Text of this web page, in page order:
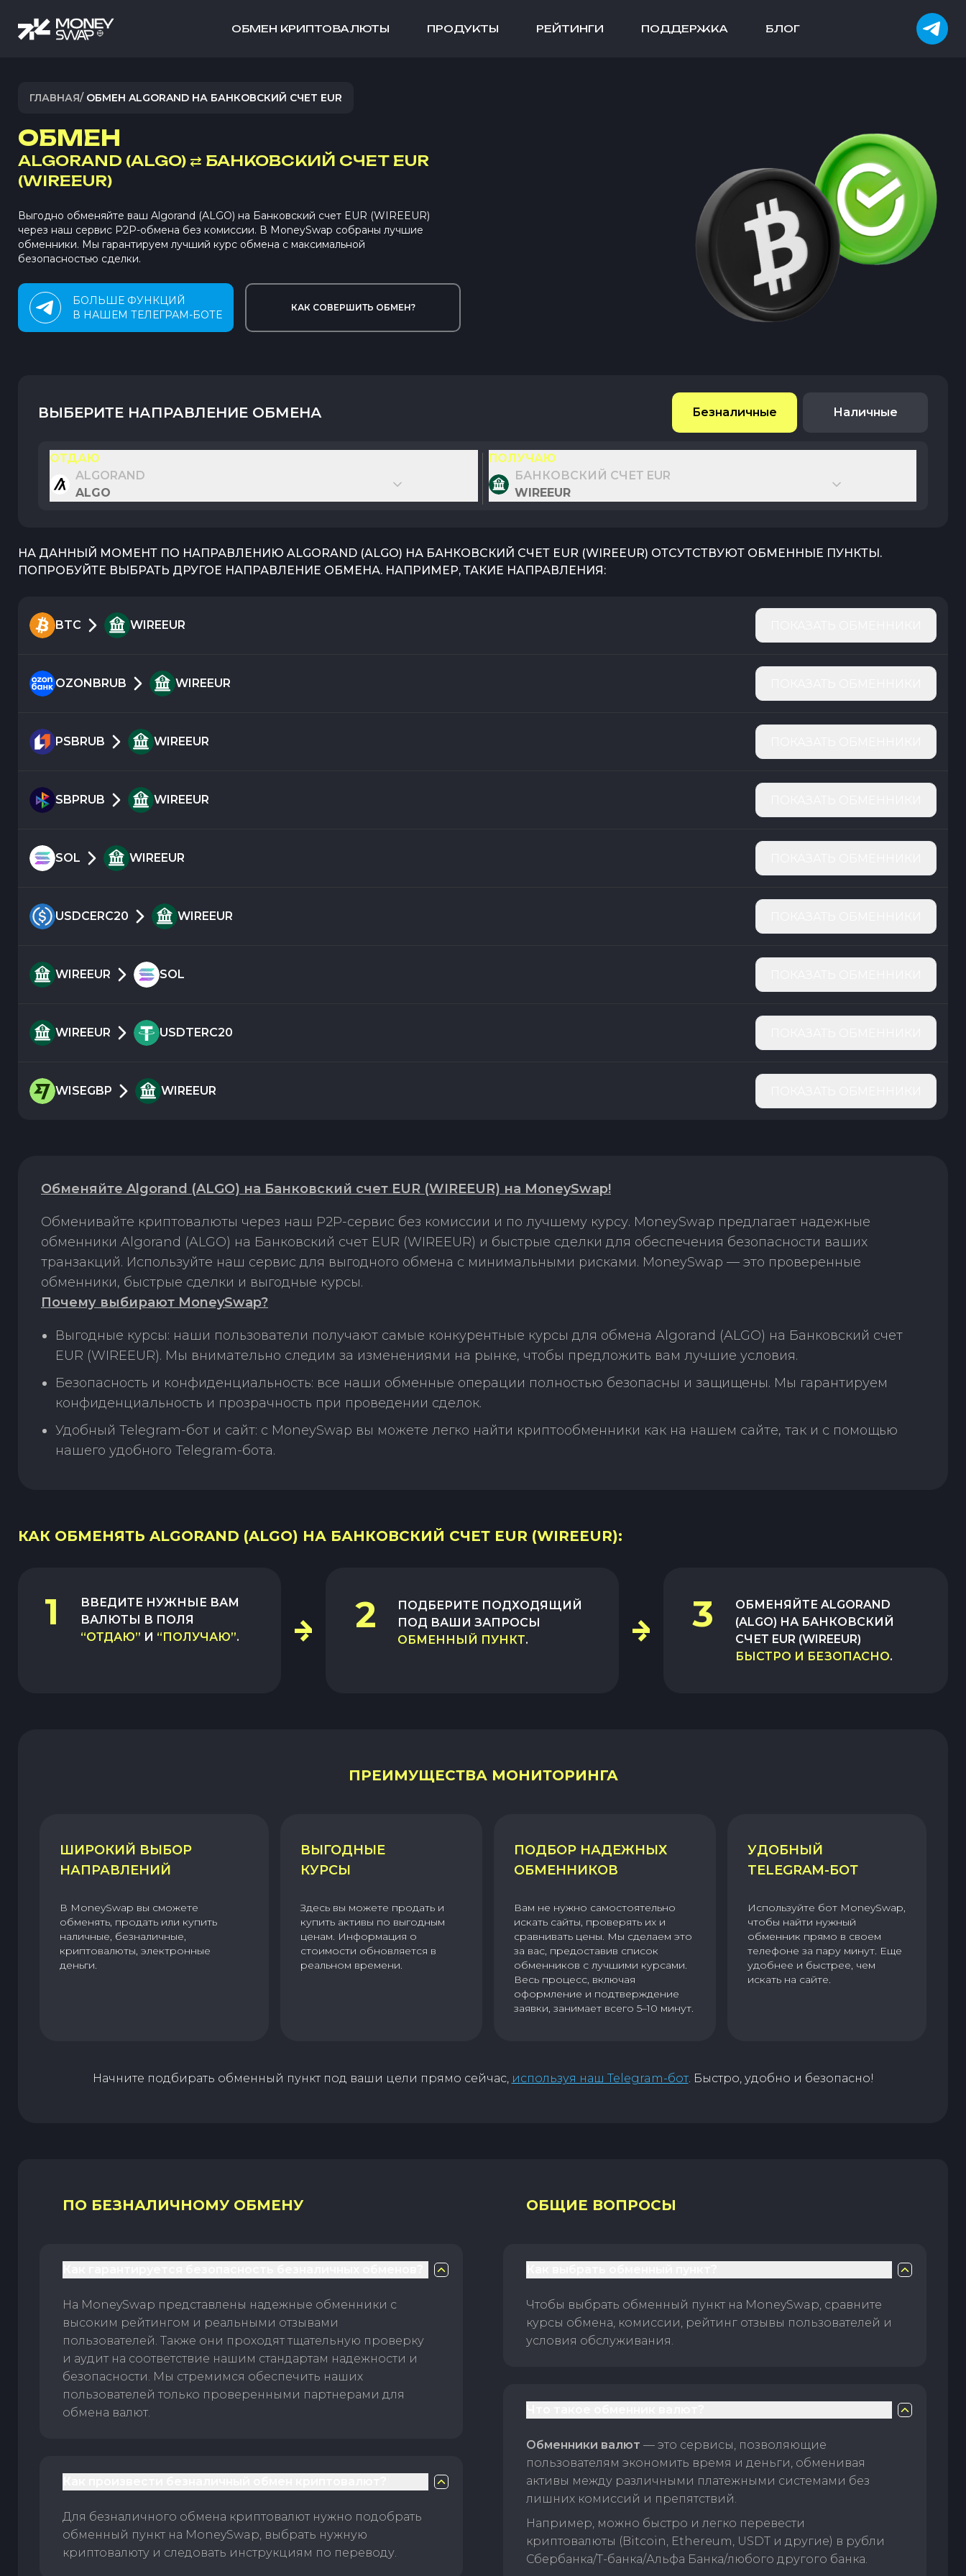
ОБМЕН КРИПТОВАЛЮТЫ ПРОДУКТЫ РЕЙТИНГИ ПОДДЕРЖКА БЛОГ
ГЛАВНАЯ/ ОБМЕН ALGORAND НА БАНКОВСКИЙ СЧЕТ EUR
ОБМЕН
ALGORAND (ALGO) ⇄ БАНКОВСКИЙ СЧЕТ EUR
(WIREEUR)
Выгодно обменяйте ваш Algorand (ALGO) на Банковский счет EUR (WIREEUR)
через наш сервис P2P-обмена без комиссии. В MoneySwap собраны лучшие
обменники. Мы гарантируем лучший курс обмена с максимальной
безопасностью сделки.
БОЛЬШЕ ФУНКЦИЙ
В НАШЕМ ТЕЛЕГРАМ-БОТЕ
КАК СОВЕРШИТЬ ОБМЕН?
ВЫБЕРИТЕ НАПРАВЛЕНИЕ ОБМЕНА Безналичные Наличные
ОТДАЮ
ALGORAND
ALGO
ПОЛУЧАЮ
БАНКОВСКИЙ СЧЕТ EUR
WIREEUR
НА ДАННЫЙ МОМЕНТ ПО НАПРАВЛЕНИЮ ALGORAND (ALGO) НА БАНКОВСКИЙ СЧЕТ EUR (WIREEUR) ОТСУТСТВУЮТ ОБМЕННЫЕ ПУНКТЫ.
ПОПРОБУЙТЕ ВЫБРАТЬ ДРУГОЕ НАПРАВЛЕНИЕ ОБМЕНА. НАПРИМЕР, ТАКИЕ НАПРАВЛЕНИЯ:
BTC WIREEUR
OZONBRUB WIREEUR
PSBRUB WIREEUR
SBPRUB WIREEUR
SOL WIREEUR
USDCERC20 WIREEUR
WIREEUR SOL
WIREEUR USDTERC20
WISEGBP WIREEUR
Обменяйте Algorand (ALGO) на Банковский счет EUR (WIREEUR) на MoneySwap!
Обменивайте криптовалюты через наш P2P-сервис без комиссии и по лучшему курсу. MoneySwap предлагает надежные
обменники Algorand (ALGO) на Банковский счет EUR (WIREEUR) и быстрые сделки для обеспечения безопасности ваших
транзакций. Используйте наш сервис для выгодного обмена с минимальными рисками. MoneySwap — это проверенные
обменники, быстрые сделки и выгодные курсы.
Почему выбирают MoneySwap?
Выгодные курсы: наши пользователи получают самые конкурентные курсы для обмена Algorand (ALGO) на Банковский счет
EUR (WIREEUR). Мы внимательно следим за изменениями на рынке, чтобы предложить вам лучшие условия.
Безопасность и конфиденциальность: все наши обменные операции полностью безопасны и защищены. Мы гарантируем
конфиденциальность и прозрачность при проведении сделок.
Удобный Telegram-бот и сайт: с MoneySwap вы можете легко найти криптообменники как на нашем сайте, так и с помощью
нашего удобного Telegram-бота.
КАК ОБМЕНЯТЬ ALGORAND (ALGO) НА БАНКОВСКИЙ СЧЕТ EUR (WIREEUR):
1
ВВЕДИТЕ НУЖНЫЕ ВАМ
ВАЛЮТЫ В ПОЛЯ
“ОТДАЮ” И “ПОЛУЧАЮ”.
2
ПОДБЕРИТЕ ПОДХОДЯЩИЙ
ПОД ВАШИ ЗАПРОСЫ
ОБМЕННЫЙ ПУНКТ.
3 ОБМЕНЯЙТЕ ALGORAND
(ALGO) НА БАНКОВСКИЙ
СЧЕТ EUR (WIREEUR)
БЫСТРО И БЕЗОПАСНО.
ПРЕИМУЩЕСТВА МОНИТОРИНГА
ШИРОКИЙ ВЫБОР
НАПРАВЛЕНИЙ
В MoneySwap вы сможете
обменять, продать или купить
наличные, безналичные,
криптовалюты, электронные
деньги.
ВЫГОДНЫЕ
КУРСЫ
Здесь вы можете продать и
купить активы по выгодным
ценам. Информация о
стоимости обновляется в
реальном времени.
ПОДБОР НАДЕЖНЫХ
ОБМЕННИКОВ
Вам не нужно самостоятельно
искать сайты, проверять их и
сравнивать цены. Мы сделаем это
за вас, предоставив список
обменников с лучшими курсами.
Весь процесс, включая
оформление и подтверждение
заявки, занимает всего 5–10 минут.
УДОБНЫЙ
TELEGRAM-БОТ
Используйте бот MoneySwap,
чтобы найти нужный
обменник прямо в своем
телефоне за пару минут. Еще
удобнее и быстрее, чем
искать на сайте.
Начните подбирать обменный пункт под ваши цели прямо сейчас, используя наш Telegram-бот. Быстро, удобно и безопасно!
ПО БЕЗНАЛИЧНОМУ ОБМЕНУ
На MoneySwap представлены надежные обменники с
высоким рейтингом и реальными отзывами
пользователей. Также они проходят тщательную проверку
и аудит на соответствие нашим стандартам надежности и
безопасности. Мы стремимся обеспечить наших
пользователей только проверенными партнерами для
обмена валют.
Для безналичного обмена криптовалют нужно подобрать
обменный пункт на MoneySwap, выбрать нужную
криптовалюту и следовать инструкциям по переводу.
ОБЩИЕ ВОПРОСЫ
Чтобы выбрать обменный пункт на MoneySwap, сравните
курсы обмена, комиссии, рейтинг отзывы пользователей и
условия обслуживания.
Обменники валют — это сервисы, позволяющие
пользователям экономить время и деньги, обменивая
активы между различными платежными системами без
лишних комиссий и препятствий.
Например, можно быстро и легко перевести
криптовалюты (Bitcoin, Ethereum, USDT и другие) в рубли
Сбербанка/Т-банка/Альфа Банка/любого другого банка.